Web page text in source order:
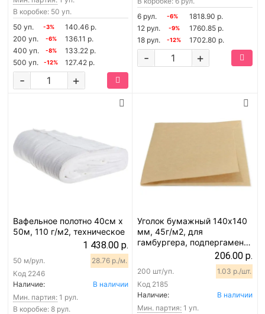
В коробке: 50 уп.
50 уп.
-3%
140.46 р.
200 уп.
-6%
136.11 р.
400 уп.
-8%
133.22 р.
500 уп.
-12% 127.42 р.
+
-
6 рул.
-6%
1818.90 р.
12 рул.
-9%
1760.85 р.
18 рул.
-12% 1702.80 р.
+
-
Вафельное полотно 40см х
50м, 110 г/м2, техническое
1 438.00 р.
Код 2246
50 м/рул. 28.76 р./м.
Наличие:
В наличии
Мин. партия: 1 рул.
В коробке: 8 рул.
Уголок бумажный 140х140
мм, 45г/м2, для
гамбургера, подпергамент,
206.00 р.
Код 2185
200 шт/уп. 1.03 р./шт.
Наличие:
В наличии
Мин. партия: 1 уп.